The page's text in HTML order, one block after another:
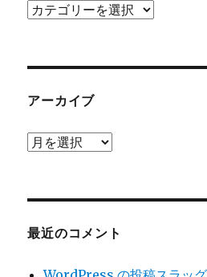
カ
ー
アーカイブ
ア
ブ
最近のコメント